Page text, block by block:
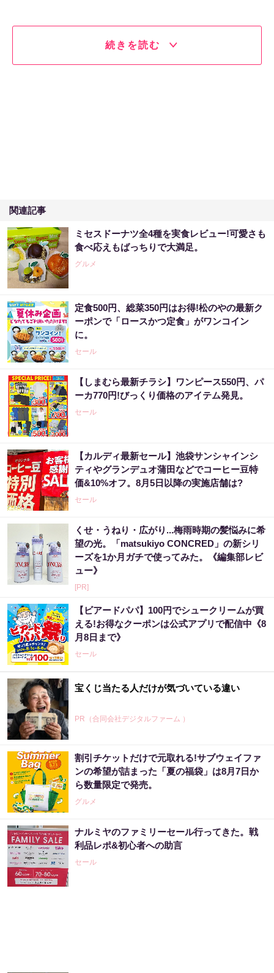
続きを読む
関連記事
ミセスドーナツ全4種を実食レビュー!可愛さも
食べ応えもばっちりで大満足。
グルメ
定食500円、総菜350円はお得!松のやの最新ク
ーポンで「ロースかつ定食」がワンコイン
に。
セール
【しまむら最新チラシ】ワンピース550円、パ
ーカ770円!びっくり価格のアイテム発見。
セール
【カルディ最新セール】池袋サンシャインシ
ティやグランデュオ蒲田などでコーヒー豆特
価&10%オフ。8月5日以降の実施店舗は?
セール
くせ・うねり・広がり...梅雨時期の髪悩みに希
望の光。「matsukiyo CONCRED」の新シリ
ーズを1か月ガチで使ってみた。《編集部レビ
ュー》
[PR]
【ビアードパパ】100円でシュークリームが買
える!お得なクーポンは公式アプリで配信中《8
月8日まで》
セール
宝くじ当たる人だけが気づいている違い
PR（合同会社デジタルファーム ）
アマゾン1位「このお茶ガチです」噂のお茶
PR（ハーブ健康本舗）
楽天週間ランキング1位！シリーズ累計3億包
のスッキリ茶。380円でお試し
PR（ハーブ健康本舗）
割引チケットだけで元取れる!サブウェイファ
ンの希望が詰まった「夏の福袋」は8月7日か
ら数量限定で発売。
グルメ
ナルミヤのファミリーセール行ってきた。戦
利品レポ&初心者への助言
セール